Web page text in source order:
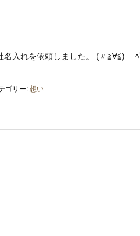
入れを依頼しました。 (〃≧∀≦)
ゴリー:想い